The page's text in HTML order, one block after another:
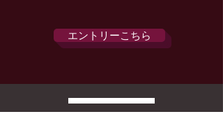
エントリーこちら
cairoSTAR